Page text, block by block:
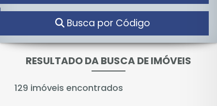
Busca por Código
RESULTADO DA BUSCA DE IMÓVEIS
129 imóveis encontrados